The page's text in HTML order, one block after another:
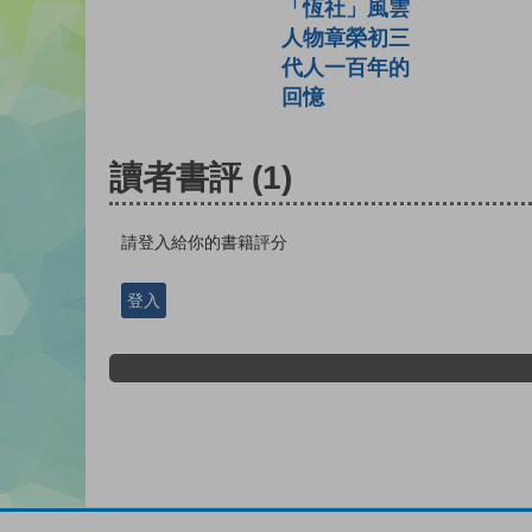
「恆社」風雲
人物章榮初三
代人一百年的
回憶
讀者書評 (1)
請登入給你的書籍評分
登入